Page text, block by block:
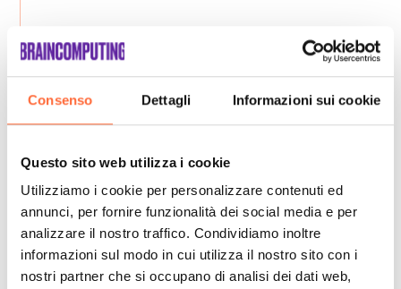
Consenso Dettagli Informazioni sui cookie
Questo sito web utilizza i cookie
Utilizziamo i cookie per personalizzare contenuti ed
annunci, per fornire funzionalità dei social media e per
analizzare il nostro traffico. Condividiamo inoltre
informazioni sul modo in cui utilizza il nostro sito con i
nostri partner che si occupano di analisi dei dati web,